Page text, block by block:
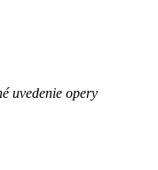
uvedenie opery